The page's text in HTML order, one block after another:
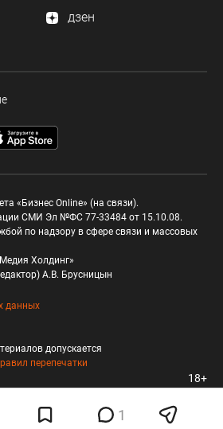
1
дзен
«Бизнес Online» (на связи).
СМИ Эл №ФС 77-33484 от 15.10.08.
по надзору в сфере связи и массовых
Холдинг»
А.В. Брусницын
данных
допускается
перепечатки
18+